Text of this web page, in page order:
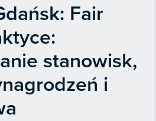
PRODUKTÓW
2027
Fair
stanowisk,
i